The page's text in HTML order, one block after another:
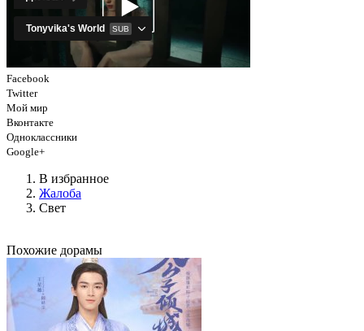
Facebook
Twitter
Мой мир
Вконтакте
Одноклассники
Google+
В избранное
Жалоба
Свет
Похожие дорамы